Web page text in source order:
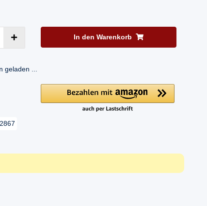
In den Warenkorb
geladen ...